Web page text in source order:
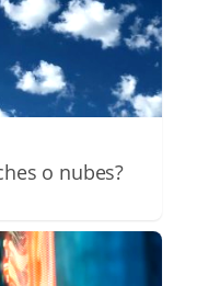
o nubes?